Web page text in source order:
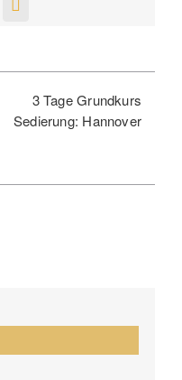
E-
3 Tage Grundkurs
Sedierung: Hannover